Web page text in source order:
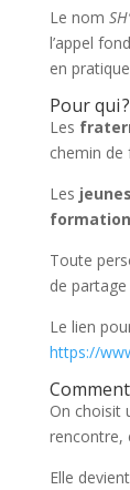
Le nom
l’appel
en
Pour qui ?
Les
chemin de
Les
Toute
de
Le lien
https://
On choisit
rencontre,
Elle